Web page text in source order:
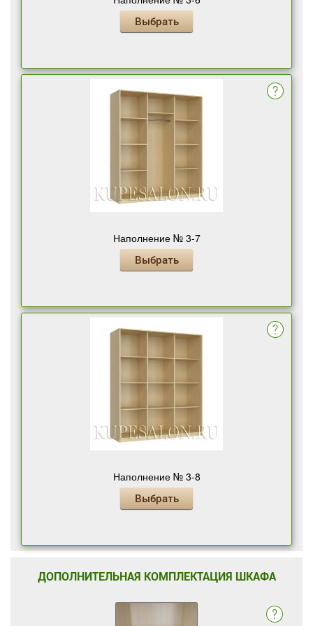
Выбрать
Наполнение № 3-7
Выбрать
Наполнение № 3-8
Выбрать
ДОПОЛНИТЕЛЬНАЯ КОМПЛЕКТАЦИЯ ШКАФА